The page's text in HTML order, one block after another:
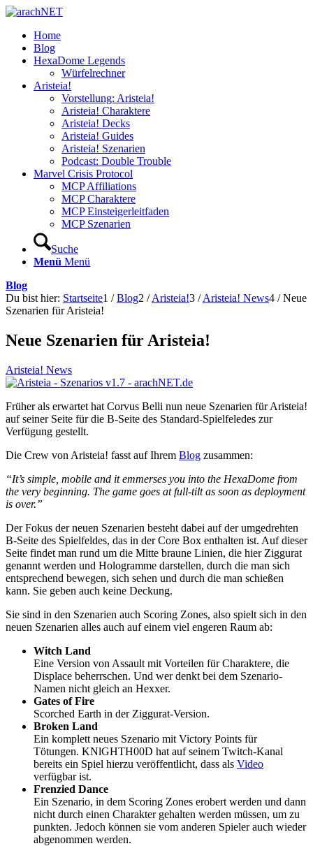
Home
Blog
HexaDome Legends
Würfelrechner
Aristeia!
Vorstellung: Aristeia!
Aristeia! Charaktere
Aristeia! Decks
Aristeia! Guides
Aristeia! Szenarien
Podcast: Double Trouble
Marvel Crisis Protocol
MCP Affiliations
MCP Charaktere
MCP Einsteigerleitfaden
MCP Szenarien
Suche
Menü Menü
Blog
Du bist hier: Startseite1 / Blog2 / Aristeia!3 / Aristeia! News4 / Neue
Szenarien für Aristeia!
Neue Szenarien für Aristeia!
Aristeia! News
Früher als erwartet hat Corvus Belli nun neue Szenarien für Aristeia!
auf seiner Seite für die B-Seite des Standard-Spielfeledes zur
Verfügung gestellt.
Die Crew von Aristeia! fasst auf Ihrem Blog zusammen:
“It’s simple, mobile and it emmerses you into the HexaDome from
the very beginning. The game goes at full-tilt as soon as deployment
is over.”
Der Fokus der neuen Szenarien besteht dabei auf der umgedrehten
B-Seite des Spielfeldes, das in der Core Box enthalten ist. Auf dieser
Seite findet man rund um die Mitte braune Linien, die hier Ziggurat
genannt werden und Hologramme darstellen, durch die man sich
entsprechend bewegen, sich sehen und durch die man schießen
kann. Sie geben auch keine Deckung.
Sie sind in den Szenarien auch Scoring Zones, also spielt sich in den
neuen Szenarien alles auch auf einem viel engeren Raum ab:
Witch Land
Eine Version von Assault mit Vorteilen für Charaktere, die
Displace beherrschen. Und wer denkt bei dem Szenario-
Namen nicht gleich an Hexxer.
Gates of Fire
Scorched Earth in der Ziggurat-Version.
Broken Land
Ein komplett neues Szenario mit Victory Points für
Tötungen. KNlGHTH00D hat auf seinem Twitch-Kanal
bereits ein Spiel hierzu veröffentlicht, dass als Video
verfügbar ist.
Frenzied Dance
Ein Szenario, in dem Scoring Zones erobert werden und dann
nicht durch einen Charakter gehalten werden müssen, um zu
punkten. Jedoch können sie vom anderen Spieler auch wieder
abgenommen werden.